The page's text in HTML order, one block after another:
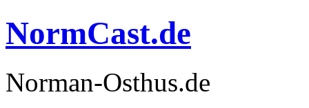
NormCast.de
Norman-Osthus.de